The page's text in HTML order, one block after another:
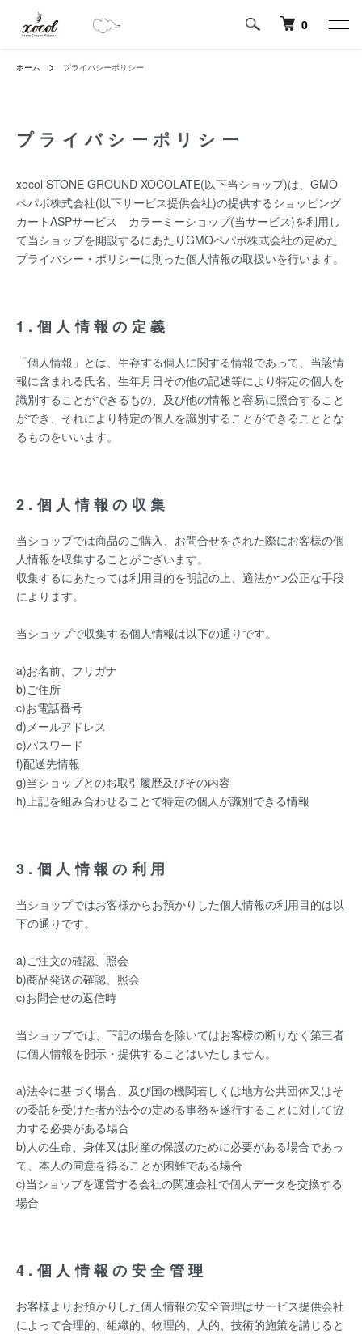
0
ホーム プライバシーポリシー
プライバシーポリシー
xocol STONE GROUND XOCOLATE(以下当ショップ)は、 GMO
ペパボ株式会社(以下サービス提供会社)の提供するショッピング
カートASPサービス カラーミーショップ(当サービス)を利用し
て当ショップを開設するにあたりGMOペパボ株式会社の定めた
プライバシー・ポリシーに則った個人情報の取扱いを行います。
1.個人情報の定義
「個人情報」とは、生存する個人に関する情報であって、当該情
報に含まれる氏名、生年月日その他の記述等により特定の個人を
識別することができるもの、及び他の情報と容易に照合すること
ができ、それにより特定の個人を識別することができることとな
るものをいいます。
2.個人情報の収集
当ショップでは商品のご購入、お問合せをされた際にお客様の個
人情報を収集することがございます。
収集するにあたっては利用目的を明記の上、適法かつ公正な手段
によります。
当ショップで収集する個人情報は以下の通りです。
a)お名前、フリガナ
b)ご住所
c)お電話番号
d)メールアドレス
e)パスワード
f)配送先情報
g)当ショップとのお取引履歴及びその内容
h)上記を組み合わせることで特定の個人が識別できる情報
3.個人情報の利用
当ショップではお客様からお預かりした個人情報の利用目的は以
下の通りです。
a)ご注文の確認、照会
b)商品発送の確認、照会
c)お問合せの返信時
当ショップでは、下記の場合を除いてはお客様の断りなく第三者
に個人情報を開示・提供することはいたしません。
a)法令に基づく場合、及び国の機関若しくは地方公共団体又はそ
の委託を受けた者が法令の定める事務を遂行することに対して協
力する必要がある場合
b)人の生命、身体又は財産の保護のために必要がある場合であっ
て、本人の同意を得ることが困難である場合
c)当ショップを運営する会社の関連会社で個人データを交換する
場合
4.個人情報の安全管理
お客様よりお預かりした個人情報の安全管理はサービス提供会社
によって合理的、組織的、物理的、人的、技術的施策を講じると